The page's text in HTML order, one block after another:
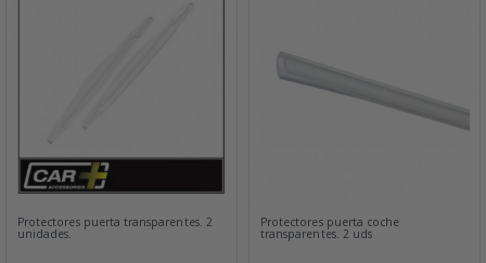
Protectores puerta transparentes. 2
unidades.
Protectores puerta coche
transparentes. 2 uds